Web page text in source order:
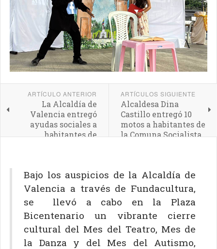
ARTÍCULO ANTERIOR
La Alcaldía de
Valencia entregó
ayudas sociales a
habitantes de
ARTÍCULOS SIGUIENTE
Alcaldesa Dina
Castillo entregó 10
motos a habitantes de
la Comuna Socialista
Bajo los auspicios de la Alcaldía de
Valencia a través de Fundacultura,
se llevó a cabo en la Plaza
Bicentenario un vibrante cierre
cultural del Mes del Teatro, Mes de
la Danza y del Mes del Autismo,